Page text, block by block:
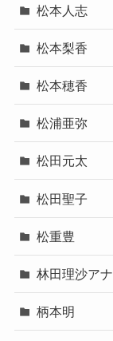
松本人志
松本梨香
松本穂香
松浦亜弥
松田元太
松田聖子
松重豊
林田理沙アナ
柄本明